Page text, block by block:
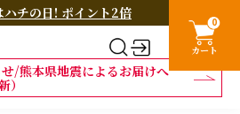
ハチの日! ポイント2倍
/熊本県地震によるお届けへ
）
0
カート